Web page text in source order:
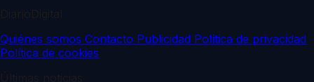
Quiénes somos Contacto Publicidad Política de privacidad
Política de cookies